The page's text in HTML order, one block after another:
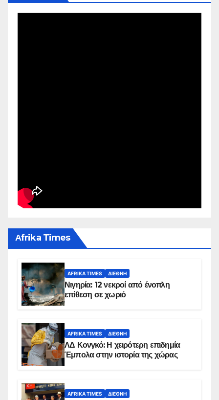
Αfrika Times
AFRIKA TIMES ΔΙΕΘΝΉ
Νιγηρία: 12 νεκροί από ένοπλη
επίθεση σε χωριό
AFRIKA TIMES ΔΙΕΘΝΉ
ΛΔ Κονγκό: Η χειρότερη επιδημία
Έμπολα στην ιστορία της χώρας
AFRIKA TIMES ΔΙΕΘΝΉ